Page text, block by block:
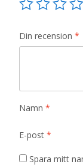
Din recension *
Namn *
E-post *
Spara mitt